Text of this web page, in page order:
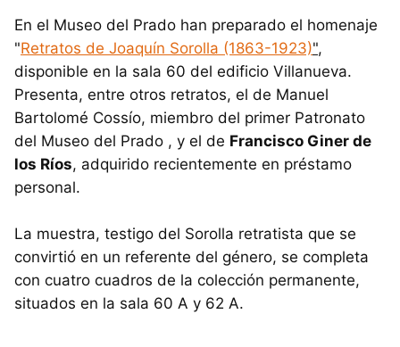
En el Museo del Prado han preparado el homenaje
"Retratos de Joaquín Sorolla (1863-1923)",
disponible en la sala 60 del edificio Villanueva.
Presenta, entre otros retratos, el de Manuel
Bartolomé Cossío, miembro del primer Patronato
del Museo del Prado , y el de Francisco Giner de
los Ríos, adquirido recientemente en préstamo
personal.
La muestra, testigo del Sorolla retratista que se
convirtió en un referente del género, se completa
con cuatro cuadros de la colección permanente,
situados en la sala 60 A y 62 A.